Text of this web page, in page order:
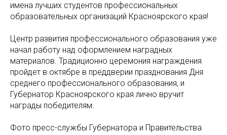
имена лучших студентов профессиональных
образовательных организаций Красноярского края!
Центр развития профессионального образования уже
начал работу над оформлением наградных
материалов. Традиционно церемония награждения
пройдет в октябре в преддверии празднования Дня
среднего профессионального образования, и
Губернатор Красноярского края лично вручит
награды победителям.
Фото пресс-службы Губернатора и Правительства